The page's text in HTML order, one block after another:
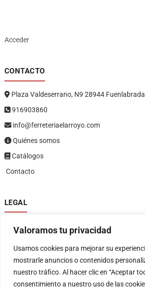
Valoramos tu privacidad
Usamos cookies para mejorar su
mostrarle anuncios o contenidos
nuestro tráfico. Al hacer clic en “Aceptar
consentimiento a nuestro uso de las
Acceder
CONTACTO
Plaza Valdeserrano, N9 28944
916903860
info@ferreteriaelarroyo.com
Quiénes somos
Catálogos
Contacto
LEGAL
Política de privacidad
Política de devoluciones y reembolsos
Términos y condiciones
Aviso legal